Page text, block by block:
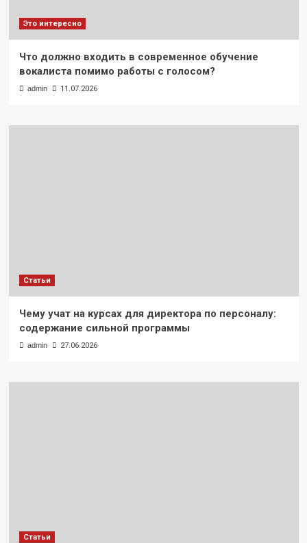
Это интересно
Что должно входить в современное обучение
вокалиста помимо работы с голосом?
admin 11.07.2026
Статьи
Чему учат на курсах для директора по персоналу:
содержание сильной программы
admin 27.06.2026
Статьи